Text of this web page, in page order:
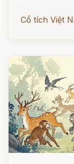
Cổ tích Việt